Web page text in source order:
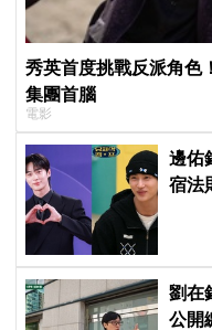
秀英首度挑戰反派角色
集團首腦
電影
邊佑
宿法
劉在
公開